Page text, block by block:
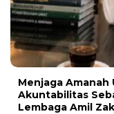
Menjaga Amanah
Akuntabilitas
Lembaga Amil